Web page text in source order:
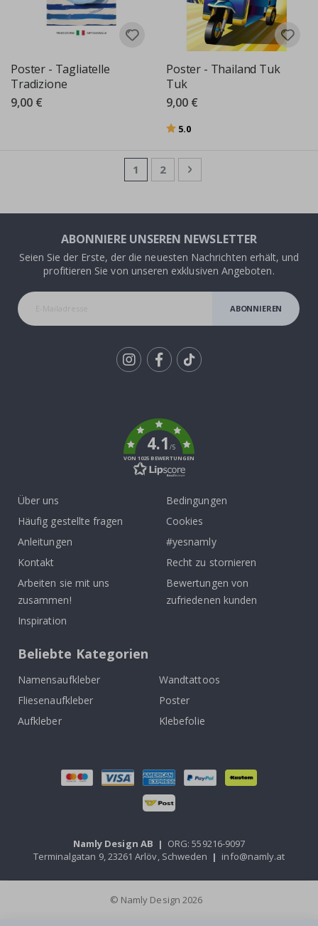
Poster - Tagliatelle
Tradizione
9,00 €
Poster - Thailand Tuk
Tuk
9,00 €
Bewertung:
5.0
Seite
Sie lesen gerade die Seite
1 Seite
2 Seite
Weiter
ABONNIERE UNSEREN NEWSLETTER
Seien Sie der Erste, der die neuesten Nachrichten erhält, und
profitieren Sie von unseren exklusiven Angeboten.
ABONNIEREN
4.1/5
VON 1025 BEWERTUNGEN
Über uns
Häufig gestellte fragen
Anleitungen
Kontakt
Arbeiten sie mit uns
zusammen!
Inspiration
Bedingungen
Cookies
#yesnamly
Recht zu stornieren
Bewertungen von
zufriedenen kunden
Beliebte Kategorien
Namensaufkleber
Wandtattoos
Fliesenaufkleber
Poster
Aufkleber
Klebefolie
Namly Design AB | ORG: 559216-9097
Terminalgatan 9, 23261 Arlöv, Schweden | info@namly.at
© Namly Design 2026